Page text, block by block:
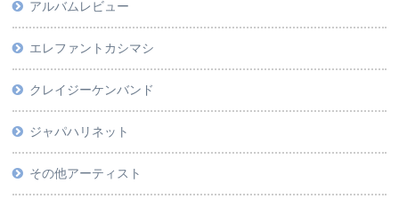
アルバムレビュー
エレファントカシマシ
クレイジーケンバンド
ジャパハリネット
その他アーティスト